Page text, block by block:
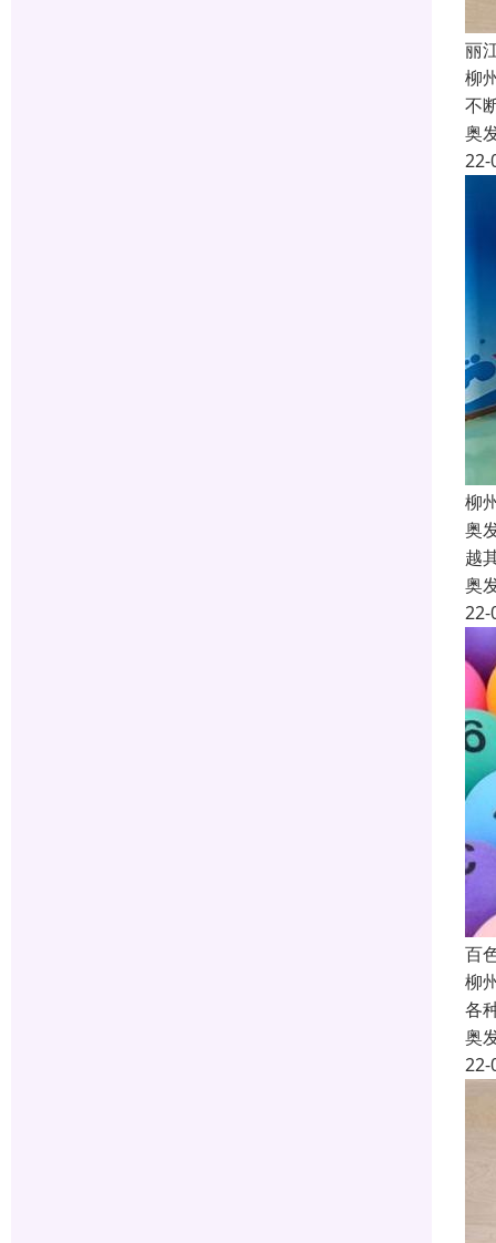
丽
柳
不
奥
22-
柳
奥
越
奥
22-
百
柳
各
奥
22-